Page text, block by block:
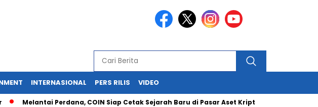
INTERNASIONAL PERS RILIS VIDEO
Melantai Perdana, COIN Siap Cetak Sejarah Baru di Pasar Aset Kripto Nasional